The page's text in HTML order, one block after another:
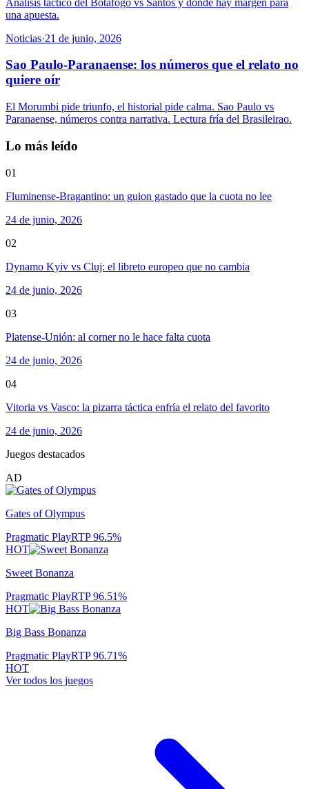
una apuesta.
Noticias·21 de junio, 2026
Sao Paulo-Paranaense: los números que el relato no
quiere oír
El Morumbi pide triunfo, el historial pide calma. Sao Paulo vs
Paranaense, números contra narrativa. Lectura fría del Brasileirao.
Lo más leído
01
Fluminense-Bragantino: un guion gastado que la cuota no lee
24 de junio, 2026
02
Dynamo Kyiv vs Cluj: el libreto europeo que no cambia
24 de junio, 2026
03
Platense-Unión: al corner no le hace falta cuota
24 de junio, 2026
04
Vitoria vs Vasco: la pizarra táctica enfría el relato del favorito
24 de junio, 2026
Juegos destacados
AD
Gates of Olympus
Pragmatic PlayRTP96.5%
HOT
Sweet Bonanza
Pragmatic PlayRTP96.51%
HOT
Big Bass Bonanza
Pragmatic PlayRTP96.71%
HOT
Ver todos los juegos